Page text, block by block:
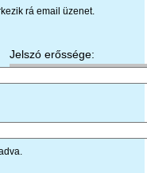
rá email üzenet.
Jelszó erőssége: